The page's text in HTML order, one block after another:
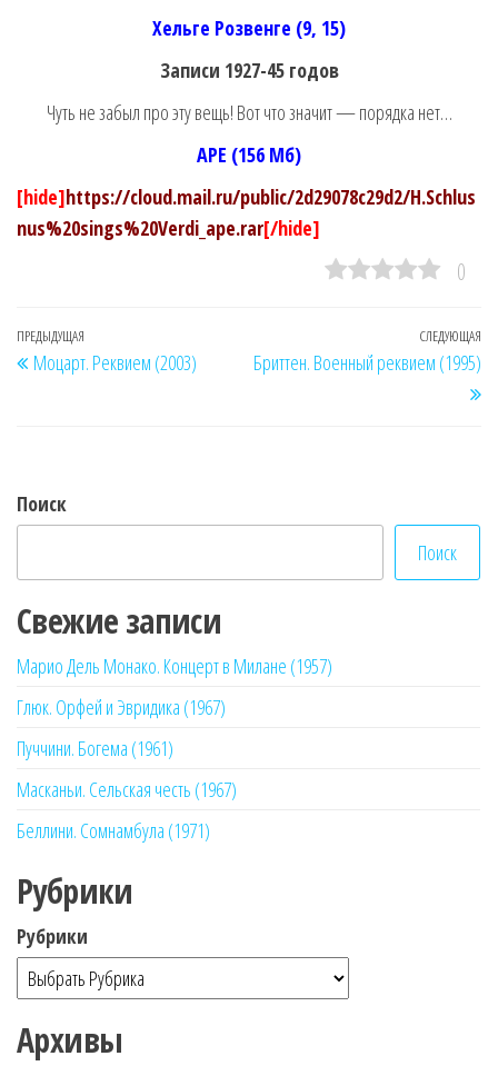
Хельге Розвенге (9, 15)
Записи 1927-45 годов
Чуть не забыл про эту вещь! Вот что значит — порядка нет…
APE (156 Мб)
[hide]https://cloud.mail.ru/public/2d29078c29d2/H.Schlus
nus%20sings%20Verdi_ape.rar[/hide]
0
Навигация
по
Предыдущая
запись
ПРЕДЫДУЩАЯ
Моцарт. Реквием (2003)
СЛЕДУЮЩАЯ
Бриттен. Военный реквием (1995)
Поиск
Поиск
Свежие записи
Марио Дель Монако. Концерт в Милане (1957)
Глюк. Орфей и Эвридика (1967)
Пуччини. Богема (1961)
Масканьи. Сельская честь (1967)
Беллини. Сомнамбула (1971)
Рубрики
Рубрики
Архивы